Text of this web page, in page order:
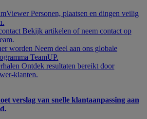
Personen, plaatsen en dingen veilig
Bekijk artikelen of neem contact op
worden Neem deel aan ons globale
TeamUP.
Ontdek resultaten bereikt door
klanten.
verslag van snelle klantaanpassing aan